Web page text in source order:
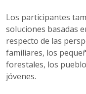
Los participantes
soluciones basadas
respecto de las
familiares, los
forestales, los
jóvenes.